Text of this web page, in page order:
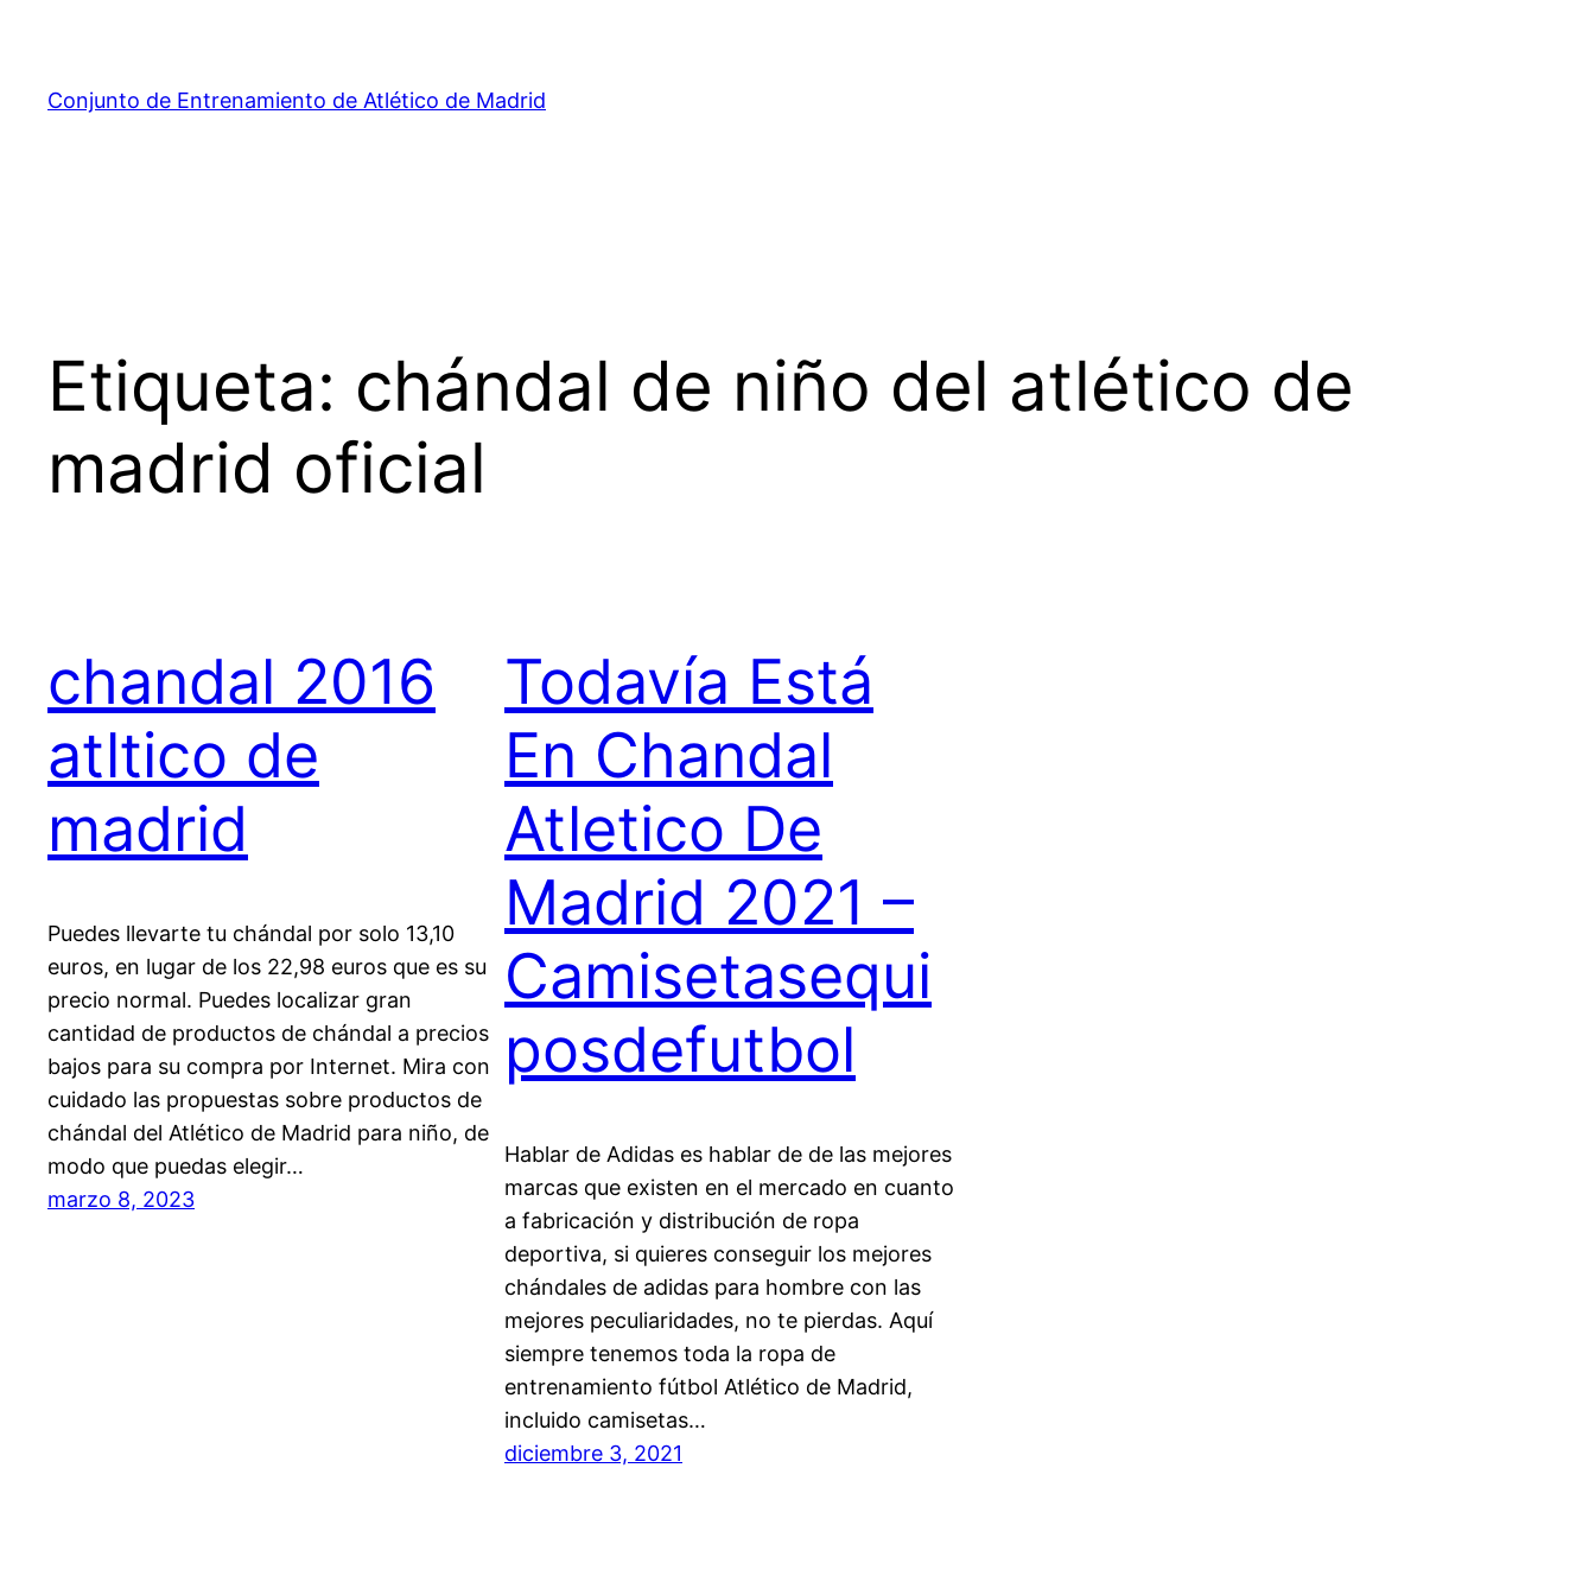
contenido
Conjunto de Entrenamiento de Atlético de Madrid
Etiqueta: chándal de niño del atlético de
madrid oficial
chandal 2016
atltico de
madrid
Puedes llevarte tu chándal por solo 13,10
euros, en lugar de los 22,98 euros que es su
precio normal. Puedes localizar gran
cantidad de productos de chándal a precios
bajos para su compra por Internet. Mira con
cuidado las propuestas sobre productos de
chándal del Atlético de Madrid para niño, de
modo que puedas elegir…
marzo 8, 2023
Todavía Está
En Chandal
Atletico De
Madrid 2021 –
Camisetasequi
posdefutbol
Hablar de Adidas es hablar de de las mejores
marcas que existen en el mercado en cuanto
a fabricación y distribución de ropa
deportiva, si quieres conseguir los mejores
chándales de adidas para hombre con las
mejores peculiaridades, no te pierdas. Aquí
siempre tenemos toda la ropa de
entrenamiento fútbol Atlético de Madrid,
incluido camisetas…
diciembre 3, 2021